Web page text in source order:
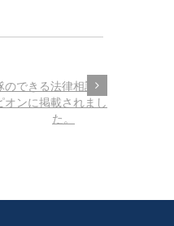
できる法律相談室
オンに掲載されまし
た。